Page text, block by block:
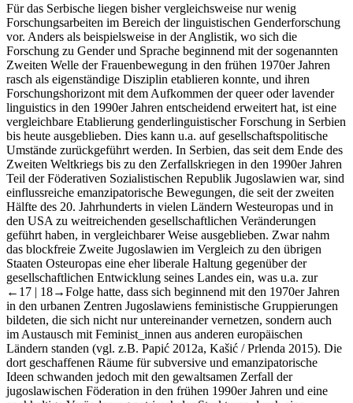
Für das Serbische liegen bisher vergleichsweise nur wenig
Forschungsarbeiten im Bereich der linguistischen Genderforschung
vor. Anders als beispielsweise in der Anglistik, wo sich die
Forschung zu Gender und Sprache beginnend mit der sogenannten
Zweiten Welle der Frauenbewegung in den frühen 1970er Jahren
rasch als eigenständige Disziplin etablieren konnte, und ihren
Forschungshorizont mit dem Aufkommen derqueeroderlavender
linguistics in den 1990er Jahren entscheidend erweitert hat, ist eine
vergleichbare Etablierung genderlinguistischer Forschung in Serbien
bis heute ausgeblieben. Dies kann u.a. auf gesellschaftspolitische
Umstände zurückgeführt werden. In Serbien, das seit dem Ende des
Zweiten Weltkriegs bis zu den Zerfallskriegen in den 1990er Jahren
Teil der Föderativen Sozialistischen Republik Jugoslawien war, sind
einflussreiche emanzipatorische Bewegungen, die seit der zweiten
Hälfte des 20. Jahrhunderts in vielen Ländern Westeuropas und in
den USA zu weitreichenden gesellschaftlichen Veränderungen
geführt haben, in vergleichbarer Weise ausgeblieben. Zwar nahm
das blockfreie Zweite Jugoslawien im Vergleich zu den übrigen
Staaten Osteuropas eine eher liberale Haltung gegenüber der
gesellschaftlichen Entwicklung seines Landes ein, was u.a. zur
←17 | 18→Folge hatte, dass sich beginnend mit den 1970er Jahren
in den urbanen Zentren Jugoslawiens feministische Gruppierungen
bildeten, die sich nicht nur untereinander vernetzen, sondern auch
im Austausch mit Feminist_innen aus anderen europäischen
Ländern standen (vgl. z.B. Papić 2012a, Kašić / Prlenda 2015). Die
dort geschaffenen Räume für subversive und emanzipatorische
Ideen schwanden jedoch mit den gewaltsamen Zerfall der
jugoslawischen Föderation in den frühen 1990er Jahren und eine